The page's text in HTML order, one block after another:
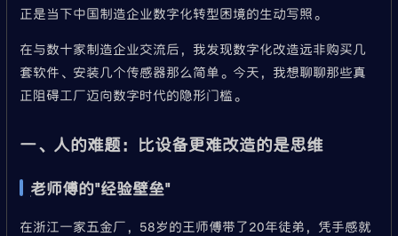
正是当下中国制造企业数字化转型困境的生动写照。
在与数十家制造企业交流后，我发现数字化改造远非购买几
套软件、安装几个传感器那么简单。今天，我想聊聊那些真
正阻碍工厂迈向数字时代的隐形门槛。
一、人的难题：比设备更难改造的是思维
老师傅的"经验壁垒"
在浙江一家五金厂，58岁的王师傅带了20年徒弟，凭手感就